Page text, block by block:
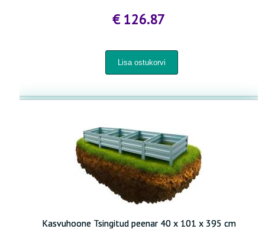
€ 126.87
Kasvuhoone Tsingitud peenar 40 x 101 x 395 cm